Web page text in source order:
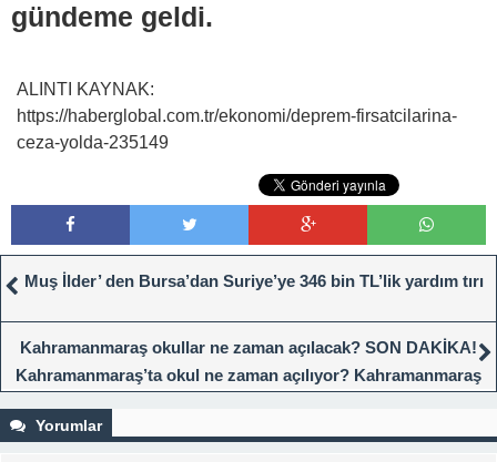
gündeme geldi.
ALINTI KAYNAK:
https://haberglobal.com.tr/ekonomi/deprem-firsatcilarina-
ceza-yolda-235149
Muş İlder’ den Bursa’dan Suriye’ye 346 bin TL’lik yardım tırı
Kahramanmaraş okullar ne zaman açılacak? SON DAKİKA!
Kahramanmaraş’ta okul ne zaman açılıyor? Kahramanmaraş
Yorumlar